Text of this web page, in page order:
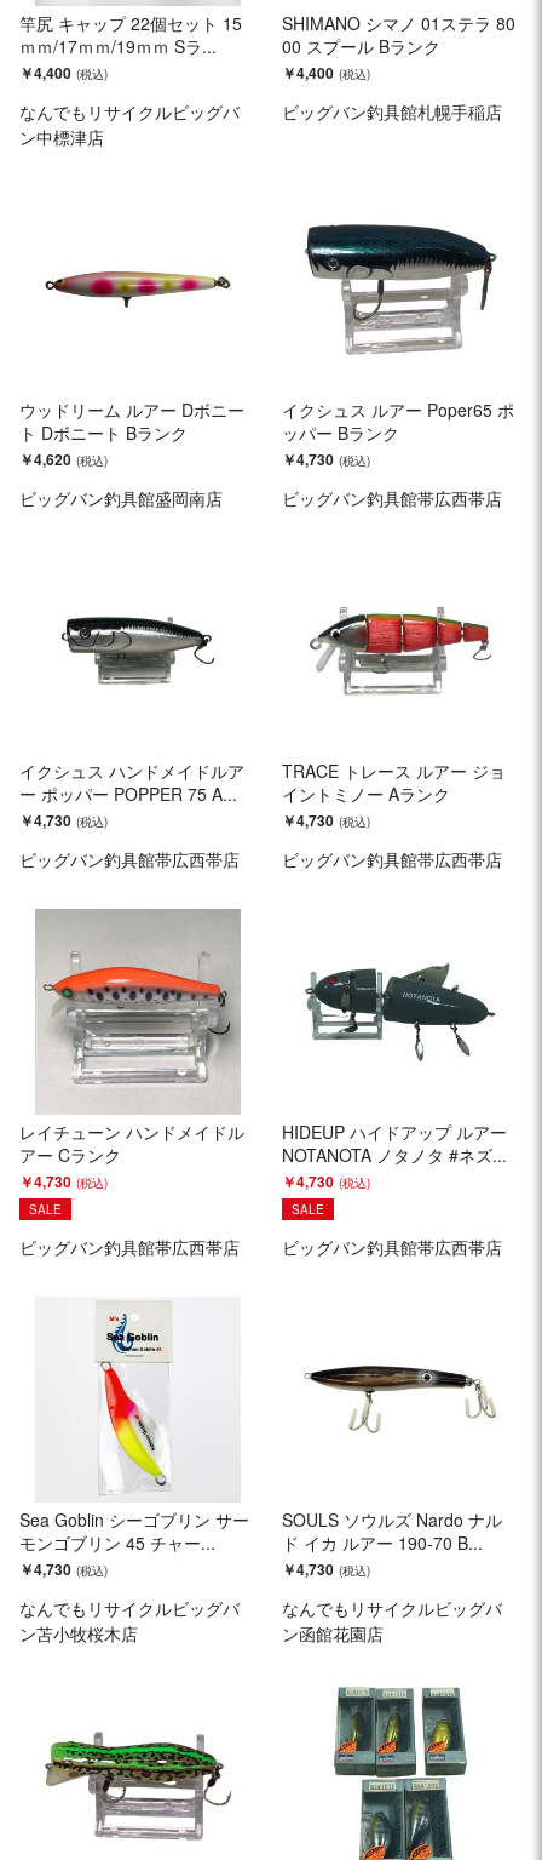
竿尻 キャップ 22個セット 15
ｍｍ/17ｍｍ/19ｍｍ Sラ...
￥4,400
なんでもリサイクルビッグバ
ン中標津店
SHIMANO シマノ 01ステラ 80
00 スプール Bランク
￥4,400
ビッグバン釣具館札幌手稲店
ウッドリーム ルアー Dボニー
ト Dボニート Bランク
￥4,620
ビッグバン釣具館盛岡南店
イクシュス ルアー Poper65 ポ
ッパー Bランク
￥4,730
ビッグバン釣具館帯広西帯店
イクシュス ハンドメイドルア
ー ポッパー POPPER 75 A...
￥4,730
ビッグバン釣具館帯広西帯店
TRACE トレース ルアー ジョ
イントミノー Aランク
￥4,730
ビッグバン釣具館帯広西帯店
レイチューン ハンドメイドル
アー Cランク
￥4,730
SALE
ビッグバン釣具館帯広西帯店
HIDEUP ハイドアップ ルアー
NOTANOTA ノタノタ #ネズ...
￥4,730
SALE
ビッグバン釣具館帯広西帯店
Sea Goblin シーゴブリン サー
モンゴブリン 45 チャー...
￥4,730
なんでもリサイクルビッグバ
ン苫小牧桜木店
SOULS ソウルズ Nardo ナル
ド イカ ルアー 190-70 B...
￥4,730
なんでもリサイクルビッグバ
ン函館花園店